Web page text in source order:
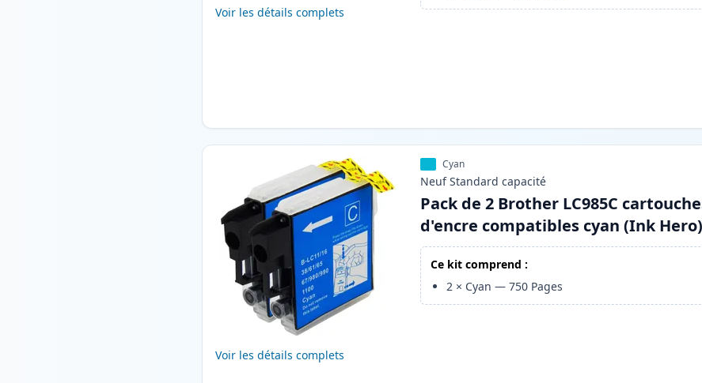
Voir les détails complets
Voir les détails complets
Cyan
Neuf Standard capacité
Pack de 2 Brother LC985C
d'encre compatibles cyan (Ink Hero)
Ce kit comprend :
2 × Cyan —750 Pages